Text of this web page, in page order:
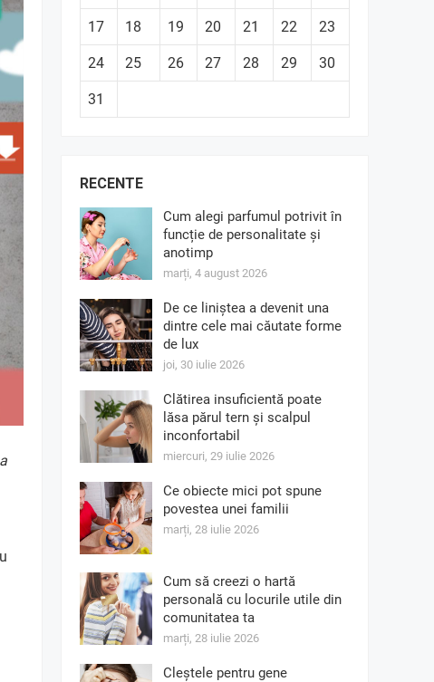
17 18 19 20 21 22 23
24 25 26 27 28 29 30
31
RECENTE
Cum alegi parfumul potrivit în
funcție de personalitate și
anotimp
marți, 4 august 2026
De ce liniștea a devenit una
dintre cele mai căutate forme
de lux
joi, 30 iulie 2026
Clătirea insuficientă poate
lăsa părul tern și scalpul
inconfortabil
miercuri, 29 iulie 2026
Ce obiecte mici pot spune
povestea unei familii
marți, 28 iulie 2026
Cum să creezi o hartă
personală cu locurile utile din
comunitatea ta
marți, 28 iulie 2026
Cleștele pentru gene